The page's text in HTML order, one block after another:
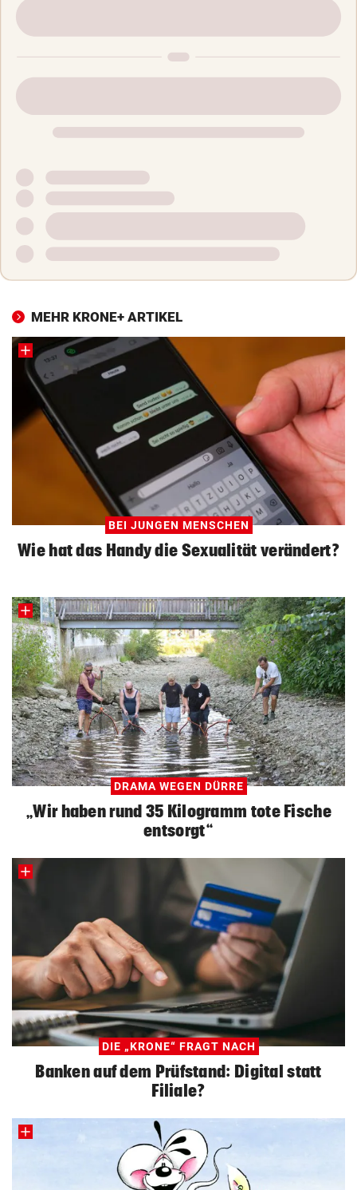
MEHR KRONE+ ARTIKEL
BEI JUNGEN MENSCHEN
Wie hat das Handy die Sexualität verändert?
DRAMA WEGEN DÜRRE
„Wir haben rund 35 Kilogramm tote Fische
entsorgt“
DIE „KRONE“ FRAGT NACH
Banken auf dem Prüfstand: Digital statt
Filiale?